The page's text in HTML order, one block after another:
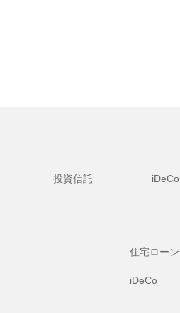
投資信託 iDeCo
住宅ローン
iDeCo